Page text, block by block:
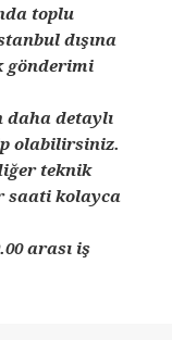
toplu
dışına
gönderimi
detaylı
olabilirsiniz.
teknik
saati kolayca
arası iş